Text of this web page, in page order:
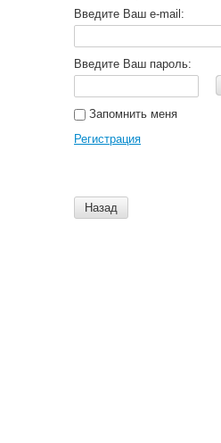
Введите Ваш e-mail:
Введите Ваш пароль:
Запомнить меня
Регистрация
Назад